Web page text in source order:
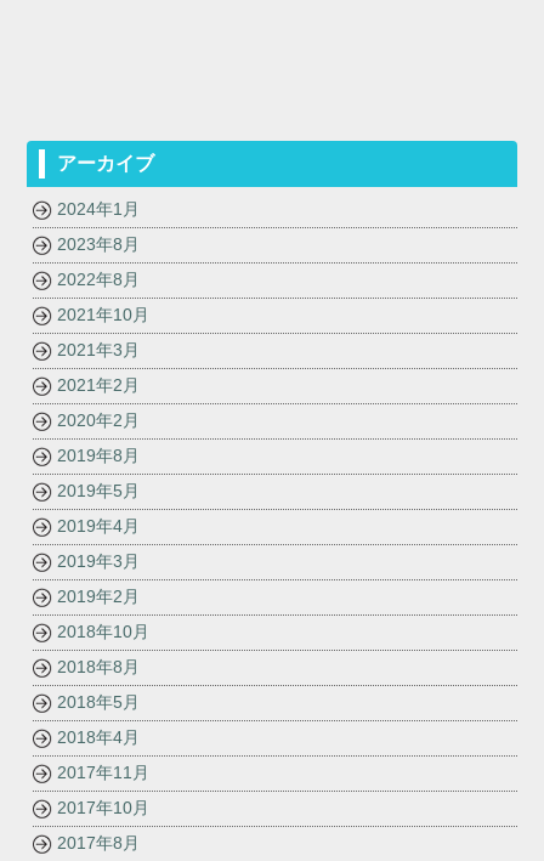
アーカイブ
2024年1月
2023年8月
2022年8月
2021年10月
2021年3月
2021年2月
2020年2月
2019年8月
2019年5月
2019年4月
2019年3月
2019年2月
2018年10月
2018年8月
2018年5月
2018年4月
2017年11月
2017年10月
2017年8月